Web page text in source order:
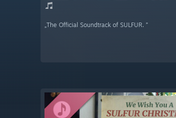
„The Official Soundtrack of SULFUR. ”